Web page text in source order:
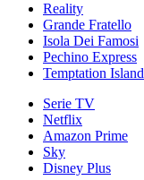
Reality
Grande Fratello
Isola Dei Famosi
Pechino Express
Temptation Island
Serie TV
Netflix
Amazon Prime
Sky
Disney Plus